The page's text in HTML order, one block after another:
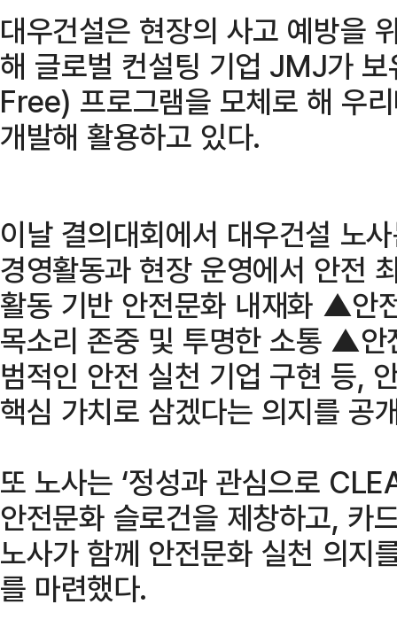
대우건설은 현장의 사고 예방을
해 글로벌 컨설팅 기업 JMJ가
Free) 프로그램을 모체로 해 우
개발해 활용하고 있다.
이날 결의대회에서 대우건설 노
경영활동과 현장 운영에서 안전
활동 기반 안전문화 내재화 ▲안
목소리 존중 및 투명한 소통 ▲안
범적인 안전 실천 기업 구현 등,
핵심 가치로 삼겠다는 의지를 공
또 노사는 ‘정성과 관심으로
안전문화 슬로건을 제창하고, 카
노사가 함께 안전문화 실천 의지
를 마련했다.